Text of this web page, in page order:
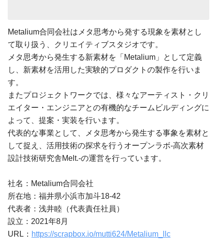
Metalium合同会社はメタ思考から発する現象を素材とし
て取り扱う、クリエイティブスタジオです。
メタ思考から発生する新素材を「Metalium」として定義
し、新素材を活用した実験的プロダクトの製作を行いま
す。
またプロジェクトワークでは、様々なアーティスト・クリ
エイター・エンジニアとの有機的なチームビルディングに
よって、提案・実装を行います。
代表的な事業として、メタ思考から発生する事象を素材と
して捉え、活用技術の探求を行うオープンラボ-高次素材
設計技術研究舎Melt.-の運営を行っています。
社名：Metalium合同会社
所在地：福井県小浜市加斗18-42
代表者：浅井睦（代表責任社員）
設立：2021年8月
URL： https://scrapbox.io/mutti624/Metalium_llc